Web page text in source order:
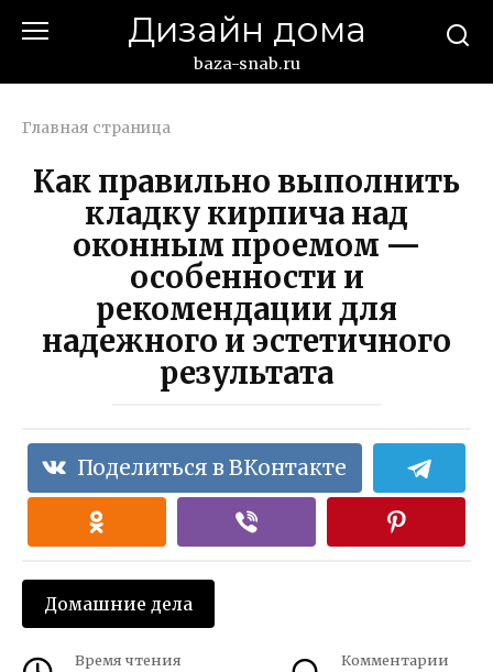
Дизайн дома
baza-snab.ru
Главная страница
Как правильно выполнить
кладку кирпича над
оконным проемом —
особенности и
рекомендации для
надежного и эстетичного
результата
Поделиться в ВКонтакте
Домашние дела
Время чтения Комментарии